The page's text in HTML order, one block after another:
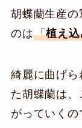
胡蝶蘭生産の
のは「植え
綺麗に曲げ
た胡蝶蘭は
がっていくの